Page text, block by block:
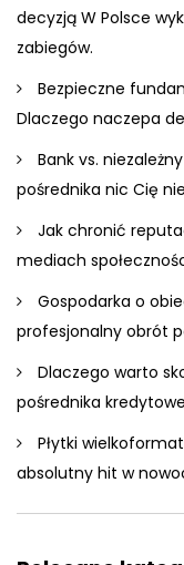
decyzją W Polsce
zabiegów.
Bezpieczne
Dlaczego naczepa
Bank vs.
pośrednika nic Cię
Jak chronić
mediach
Gospodarka o
profesjonalny obrót
Dlaczego warto
pośrednika
Płytki
absolutny hit w